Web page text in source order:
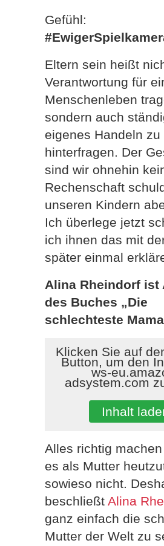
Gefühl:
Eltern sein heißt
Verantwortung für
Menschenleben
sondern auch
eigenes Handeln zu
hinterfragen. Der
sind wir ohnehin
Rechenschaft
unseren Kindern
Ich überlege jetzt
ich ihnen das mit
später einmal
Alina Rheindorf ist
des Buches „Die
schlechteste
Klicken Sie auf
Button, um den
ws-
adsystem.com
Inhalt
Alles richtig
es als Mutter
sowieso nicht.
beschließt Alina
ganz einfach die
Mutter der Welt zu